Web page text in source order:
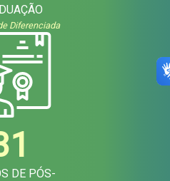
Diferenciada
DE PÓS-